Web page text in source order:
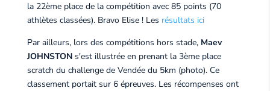
la 22ème place de la compétition avec 85 points (70
athlètes classées). Bravo Elise ! Les résultats ici
Par ailleurs, lors des compétitions hors stade, Maev
JOHNSTON s'est illustrée en prenant la 3ème place
scratch du challenge de Vendée du 5km (photo). Ce
classement portait sur 6 épreuves. Les récompenses ont